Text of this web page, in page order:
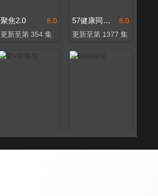
8.0
聚焦2.0
更新至第 354 集
8.0
57健康同學會
更新至第 1377 集